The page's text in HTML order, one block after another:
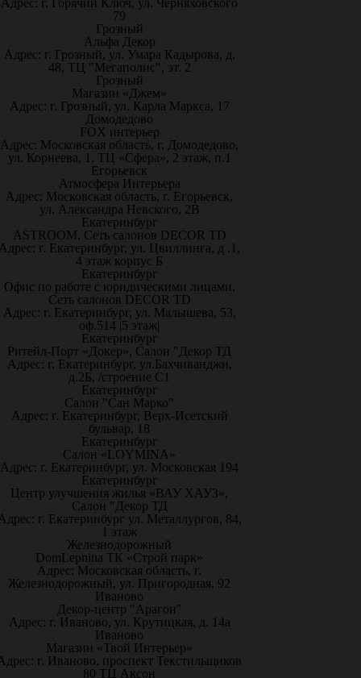
Адрес: г. Горячий Ключ, ул. Черняховского
79
Грозный
Альфа Декор
Адрес: г. Грозный, ул. Умара Кадырова, д.
48, ТЦ "Мегаполис", эт. 2
Грозный
Магазин «Джем»
Адрес: г. Грозный, ул. Карла Маркса, 17
Домодедово
FOX интерьер
Адрес: Московская область, г. Домодедово,
ул. Корнеева, 1, ТЦ «Сфера», 2 этаж, п.1
Егорьевск
Атмосфера Интерьера
Адрес: Московская область, г. Егорьевск,
ул. Александра Невского, 2В
Екатеринбург
ASTROOM. Сеть салонов DECOR TD
г. Екатеринбург, ул. Цвиллинга, д .1,
4 этаж корпус Б
Екатеринбург
Офис по работе с юридическими лицами.
Сеть салонов DECOR TD
Адрес: г. Екатеринбург, ул. Малышева, 53,
оф.514 |5 этаж|
Екатеринбург
Ритейл-Порт «Докер», Салон "Декор ТД
Адрес: г. Екатеринбург, ул.Бахчиванджи,
д.2Б, /строение С1
Екатеринбург
Салон "Сан Марко"
Адрес: г. Екатеринбург, Верх-Исетский
бульвар, 18
Екатеринбург
Салон «LOYMINA»
Адрес: г. Екатеринбург, ул. Московская 194
Екатеринбург
Центр улучшения жилья «ВАУ ХАУЗ»,
Салон "Декор ТД
г. Екатеринбург ул. Металлургов, 84,
1 этаж
Железнодорожный
DomLepnina ТК «Строй парк»
Адрес: Московская область, г.
Железнодорожный, ул. Пригородная, 92
Иваново
Декор-центр "Арагон"
Адрес: г. Иваново, ул. Крутицкая, д. 14а
Иваново
Магазин «Твой Интерьер»
г. Иваново, проспект Текстильщиков
80 ТЦ Аксон